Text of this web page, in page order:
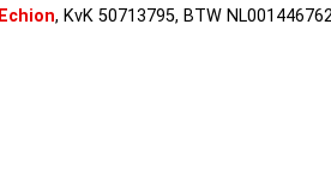
Echion, KvK 50713795, BTW